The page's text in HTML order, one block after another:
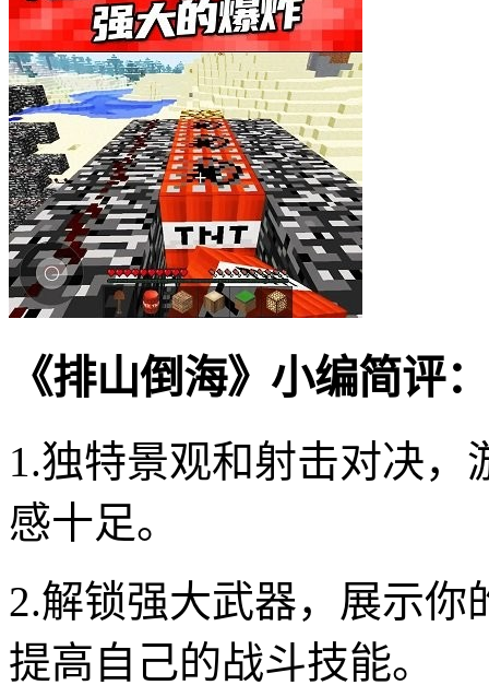
《排山倒海》小编简评：
1.独特景观和射击对决
感十足。
2.解锁强大武器，展示
提高自己的战斗技能。